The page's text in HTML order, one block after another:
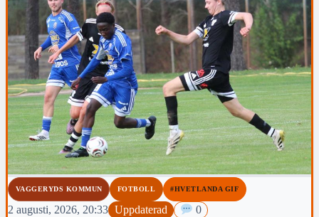
VAGGERYDS KOMMUN FOTBOLL #HVETLANDA GIF
2 augusti, 2026, 20:33 Uppdaterad 0